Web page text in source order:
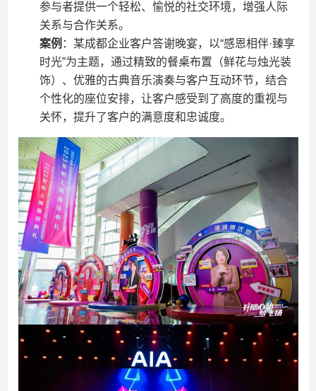
参与者提供一个轻松、愉悦的社交环境，增强人际
关系与合作关系。
​案例​ ​：某成都企业客户答谢晚宴，以“感恩相伴·臻享
时光”为主题，通过精致的餐桌布置（鲜花与烛光装
饰）、优雅的古典音乐演奏与客户互动环节，结合
个性化的座位安排，让客户感受到了高度的重视与
关怀，提升了客户的满意度和忠诚度。